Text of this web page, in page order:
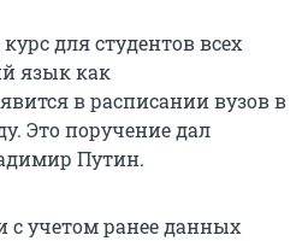
для студентов всех
язык как
в расписании вузов в
Это поручение дал
Путин.
с учетом ранее данных